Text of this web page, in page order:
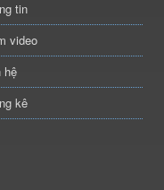
tin
video
hệ
kê